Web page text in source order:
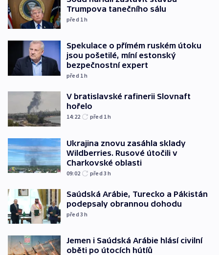
Trumpova tanečního sálu
před 1h
Spekulace o přímém ruském útoku
jsou pošetilé, míní estonský
bezpečnostní expert
před 1h
V bratislavské rafinerii Slovnaft
hořelo
14:22 před 1h
Ukrajina znovu zasáhla sklady
Wildberries. Rusové útočili v
Charkovské oblasti
09:02 před 3h
Saúdská Arábie, Turecko a Pákistán
podepsaly obrannou dohodu
před 3h
Jemen i Saúdská Arábie hlásí civilní
oběti po útocích hútíů